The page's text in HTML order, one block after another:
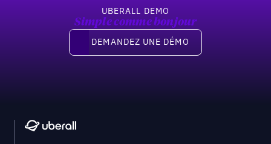
UBERALL DEMO
Simple comme bonjour
Demandez une démo
DEMANDEZ UNE DÉMO